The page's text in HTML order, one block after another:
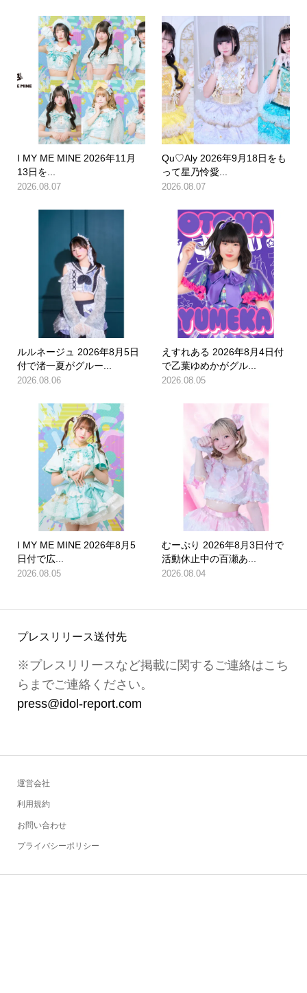
I MY ME MINE 2026年11月
13日を...
2026.08.07
Qu♡Aly 2026年9月18日をも
って星乃怜愛...
2026.08.07
ルルネージュ 2026年8月5日
付で渚一夏がグルー...
2026.08.06
えすれある 2026年8月4日付
で乙葉ゆめかがグル...
2026.08.05
I MY ME MINE 2026年8月5
日付で広...
2026.08.05
むーぷり 2026年8月3日付で
活動休止中の百瀬あ...
2026.08.04
プレスリリース送付先
※プレスリリースなど掲載に関するご連絡はこち
らまでご連絡ください。
press@idol-report.com
運営会社
利用規約
お問い合わせ
プライバシーポリシー